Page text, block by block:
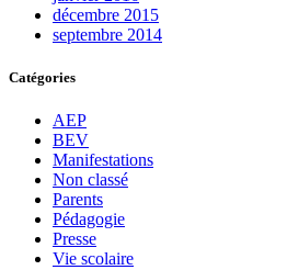
décembre 2015
septembre 2014
Catégories
AEP
BEV
Manifestations
Non classé
Parents
Pédagogie
Presse
Vie scolaire